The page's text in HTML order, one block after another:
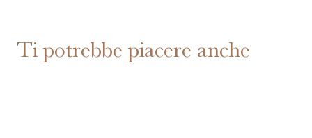
Ti potrebbe piacere anche